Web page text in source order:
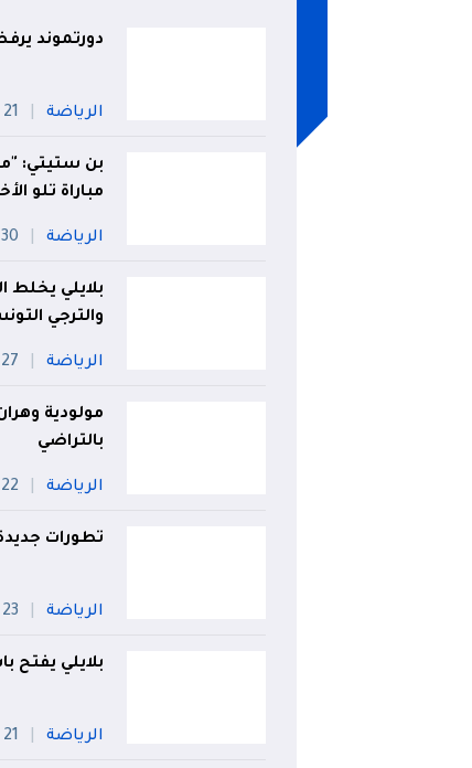
دورتموند
الرياضة 21 جويلية
بن ستيتي:
مباراة تلو
الرياضة 30 جويلية
بلايلي يخلط
والترجي
الرياضة 27 جويلية
مولودية
بالتراضي
الرياضة 22 جويلية
تطورات
الرياضة 23 جويلية
بلايلي
الرياضة 21 جويلية